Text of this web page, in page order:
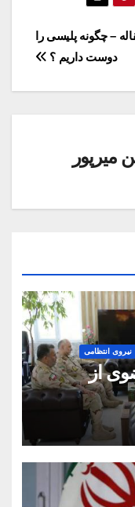
– چگونه پلیسی را
دوست داریم ؟
میرپور
نیروی انتظامی
از